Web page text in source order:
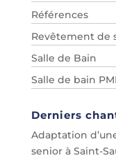
Références
Revêtement de
Salle de Bain
Salle de bain
Derniers
Adaptation
senior à Saint-